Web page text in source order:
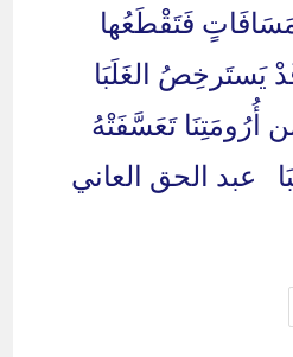
فَتَقْطَعُها
يَستَرخِصُ الغَلَبَا
تَعَسَّفَتْهُ
عبد الحق العاني